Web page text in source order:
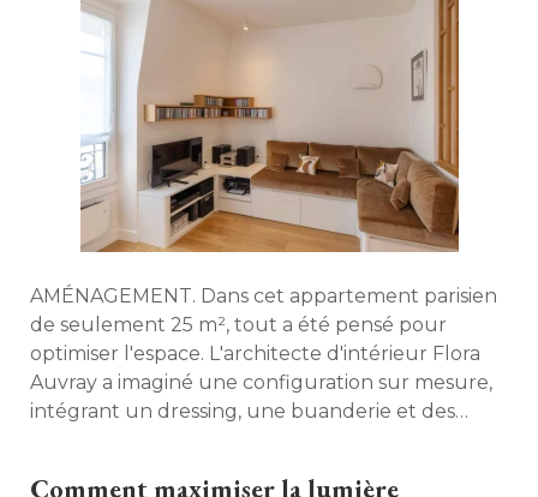
AMÉNAGEMENT. Dans cet appartement parisien
de seulement 25 m², tout a été pensé pour
optimiser l'espace. L'architecte d'intérieur Flora
Auvray a imaginé une configuration sur mesure,
intégrant un dressing, une buanderie et des
Comment maximiser la lumière